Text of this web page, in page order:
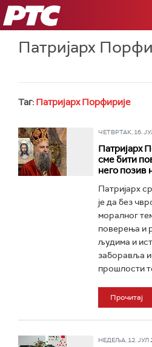
РТС
Патријарх
Таг: Патријарх Порфирије
ЧЕТВРТАК, 16.
Патријарх
сме бити
него позив
Патријарх
је да без
моралног
поверења и
људима и
заборавља
прошлости
Прочитај
НЕДЕЉА, 12. ЈУЛ